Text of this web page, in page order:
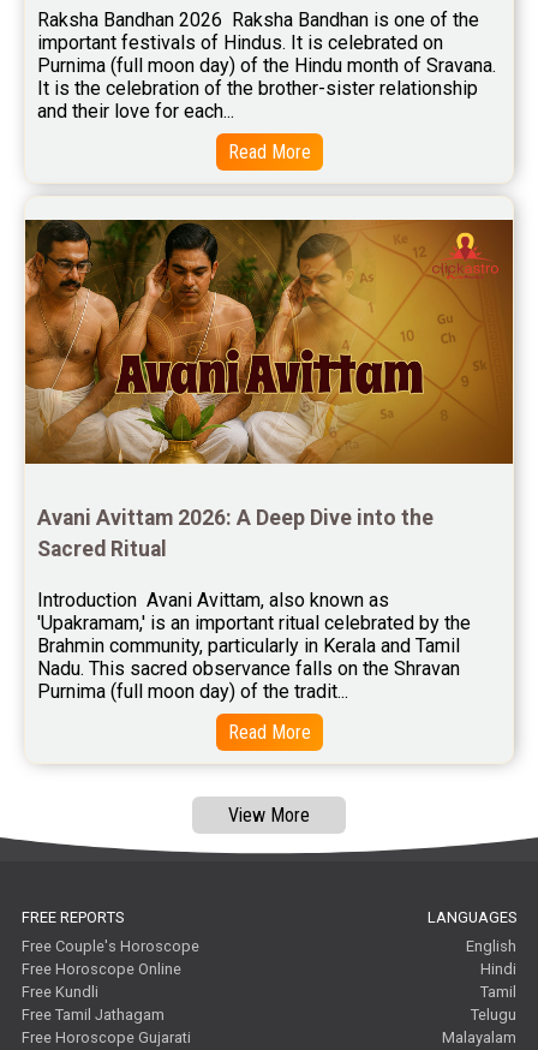
Free Marriage Horoscope Reviews
Free Star Horoscope Reviews
Baby Names Reviews
Free Chinese Horoscope Reviews
Free Chinese Compatibility Reviews
Free Feng Shui Reviews
Free Panchanga Predictions Reviews
Astrology Consultancy Reviews
Free Janam Kundali Reviews
Free Astrology Reviews
Free Tamil Jathagam Reviews
Raksha Bandhan 2026  Raksha Bandhan is one of the
important festivals of Hindus. It is celebrated on
Purnima (full moon day) of the Hindu month of Sravana.
It is the celebration of the brother-sister relationship
and their love for each...
Read More
Avani Avittam 2026: A Deep Dive into the
Sacred Ritual
Introduction  Avani Avittam, also known as
'Upakramam,' is an important ritual celebrated by the
Brahmin community, particularly in Kerala and Tamil
Nadu. This sacred observance falls on the Shravan
Purnima (full moon day) of the tradit...
Read More
View More
FREE REPORTS
Free Couple's Horoscope
Free Horoscope Online
Free Kundli
Free Tamil Jathagam
Free Horoscope Gujarati
LANGUAGES
English
Hindi
Tamil
Telugu
Malayalam